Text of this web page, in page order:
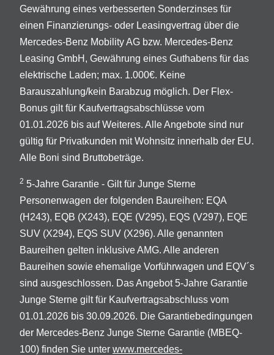
Gewährung eines verbesserten Sonderzinses für
einen Finanzierungs- oder Leasingvertrag über die
Mercedes-Benz Mobility AG bzw. Mercedes-Benz
Leasing GmbH, Gewährung eines Guthabens für das
elektrische Laden; max. 1.000€. Keine
Barauszahlung/kein Barabzug möglich. Der Flex-
Bonus gilt für Kaufvertragsabschlüsse vom
01.01.2026 bis auf Weiteres. Alle Angebote sind nur
gültig für Privatkunden mit Wohnsitz innerhalb der EU.
Alle Boni sind Bruttobeträge.
2 5-Jahre Garantie - Gilt für Junge Sterne
Personenwagen der folgenden Baureihen: EQA
(H243), EQB (X243), EQE (V295), EQS (V297), EQE
SUV (X294), EQS SUV (X296). Alle genannten
Baureihen gelten inklusive AMG. Alle anderen
Baureihen sowie ehemalige Vorführwagen und EQV´s
sind ausgeschlossen. Das Angebot 5-Jahre Garantie
Junge Sterne gilt für Kaufvertragsabschluss vom
01.01.2026 bis 30.09.2026. Die Garantiebedingungen
der Mercedes-Benz Junge Sterne Garantie (MBEQ-
100) finden Sie unter www.mercedes-